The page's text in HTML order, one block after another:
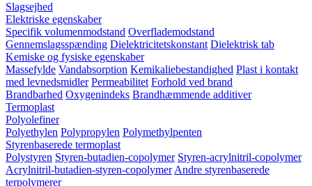
Slagsejhed
Elektriske egenskaber
Specifik volumenmodstand Overflademodstand
Gennemslagsspænding Dielektricitetskonstant Dielektrisk tab
Kemiske og fysiske egenskaber
Massefylde Vandabsorption Kemikaliebestandighed Plast i kontakt
med levnedsmidler Permeabilitet Forhold ved brand
Brandbarhed Oxygenindeks Brandhæmmende additiver
Termoplast
Polyolefiner
Polyethylen Polypropylen Polymethylpenten
Styrenbaserede termoplast
Polystyren Styren-butadien-copolymer Styren-acrylnitril-copolymer
Acrylnitril-butadien-styren-copolymer Andre styrenbaserede
terpolymerer